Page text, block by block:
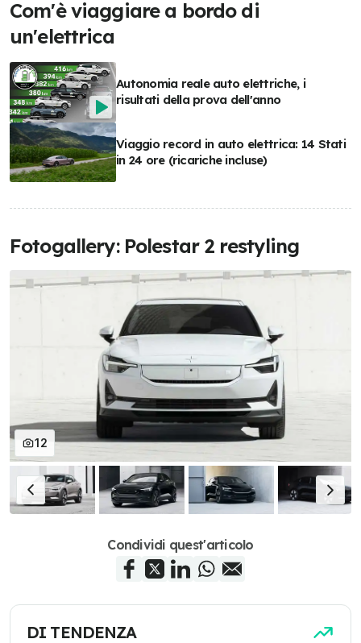
Com'è viaggiare a bordo di
un'elettrica
Autonomia reale auto elettriche, i
risultati della prova dell'anno
Viaggio record in auto elettrica: 14 Stati
in 24 ore (ricariche incluse)
Fotogallery: Polestar 2 restyling
12
Condividi quest'articolo
DI TENDENZA